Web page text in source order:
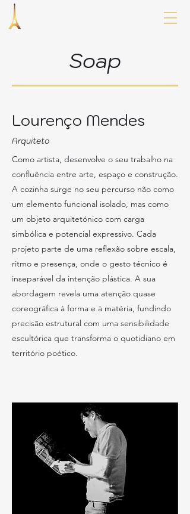
Soap
Lourenço Mendes
Arquiteto
Como artista, desenvolve o seu trabalho na
confluência entre arte, espaço e construção.
A cozinha surge no seu percurso não como
um elemento funcional isolado, mas como
um objeto arquitetónico com carga
simbólica e potencial expressivo. Cada
projeto parte de uma reflexão sobre escala,
ritmo e presença, onde o gesto técnico é
inseparável da intenção plástica. A sua
abordagem revela uma atenção quase
coreográfica à forma e à matéria, fundindo
precisão estrutural com uma sensibilidade
escultórica que transforma o quotidiano em
território poético.